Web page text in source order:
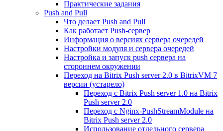
Практические задания
Push and Pull
Что делает Push and Pull
Как работает Push-сервер
Информация о версиях сервера очередей
Настройки модуля и сервера очередей
Настройка и запуск push сервера на
стороннем окружении
Переход на Bitrix Push server 2.0 в BitrixVM 7
версии (устарело)
Переход с Bitrix Push server 1.0 на Bitrix
Push server 2.0
Переход с Nginx-PushStreamModule на
Bitrix Push server 2.0
Использование отдельного сервера